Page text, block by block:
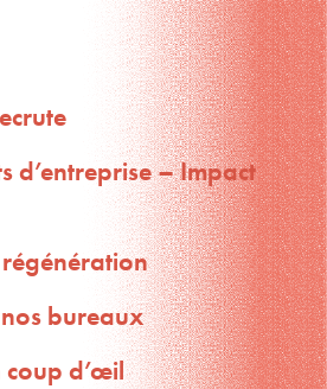
d’entreprise – Impact
bureaux
d’œil